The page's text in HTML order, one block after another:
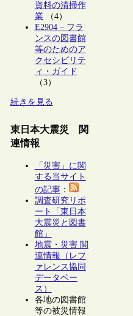
資料の清掃作
業（4）
E2904 – フラ
ンスの図書館
等のためのア
クセシビリテ
ィ・ガイド
（3）
続きを見る
東日本大震災 関
連情報
「災害」に関
する当サイト
の記事：
調査研究リポ
ート「東日本
大震災と図書
館」
地震・災害 関
連情報（レフ
ァレンス協同
データベー
ス）
各地の図書館
等の被災情報